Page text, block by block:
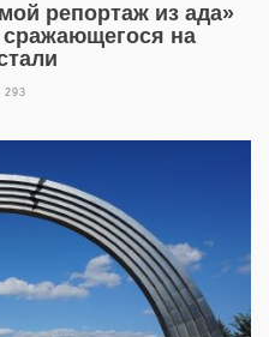
репортаж из ада»
на
293